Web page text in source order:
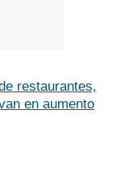
restaurantes,
en aumento